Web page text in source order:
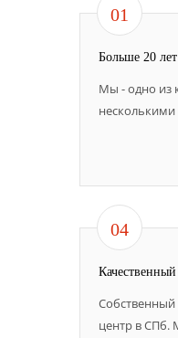
01
Больше 20
Мы - одно из
04
Качественный
центр в СПб.